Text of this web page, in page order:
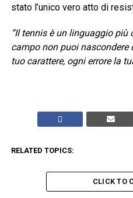
stato l’unico vero atto di
“Il tennis è un linguaggio più
campo non puoi nascondere
tuo carattere, ogni errore la
RELATED TOPICS:
CLICK TO